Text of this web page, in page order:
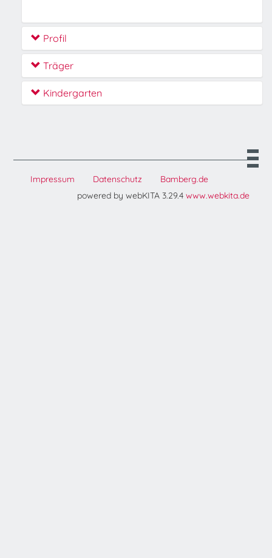
Profil
Träger
Kindergarten
Impressum Datenschutz
Bamberg.de
powered by webKITA 3.29.4 www.webkita.de